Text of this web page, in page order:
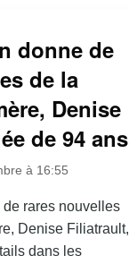
donne de
de la
Denise
de 94 ans
à 16:55
rares nouvelles
Denise Filiatrault,
dans les